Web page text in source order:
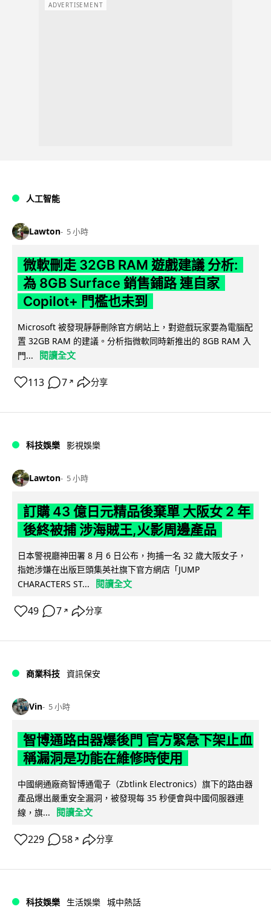
ADVERTISEMENT
人工智能
Lawton 5 小時
微軟刪走 32GB RAM 遊戲建議 分析:
為 8GB Surface 銷售鋪路 連自家
Copilot+ 門檻也未到
Microsoft 被發現靜靜刪除官方網站上，對遊戲玩家要為電腦配
置 32GB RAM 的建議。分析指微軟同時新推出的 8GB RAM 入
門...
閱讀全文
113 7 ↗ 分享
科技娛樂 影視娛樂
Lawton 5 小時
訂購 43 億日元精品後棄單 大阪女 2 年
後終被捕 涉海賊王,火影周邊產品
日本警視廳神田署 8 月 6 日公布，拘捕一名 32 歲大阪女子，
指她涉嫌在出版巨頭集英社旗下官方網店「JUMP
CHARACTERS ST...
閱讀全文
49 7 ↗ 分享
商業科技 資訊保安
Vin 5 小時
智博通路由器爆後門 官方緊急下架止血
稱漏洞是功能在維修時使用
中國網通廠商智博通電子（Zbtlink Electronics）旗下的路由器
產品爆出嚴重安全漏洞，被發現每 35 秒便會與中國伺服器連
線，旗...
閱讀全文
229 58 ↗ 分享
科技娛樂 生活娛樂 城中熱話